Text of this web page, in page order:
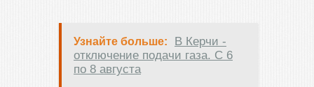
Узнайте больше:
В Керчи -
отключение подачи газа. С 6
по 8 августа